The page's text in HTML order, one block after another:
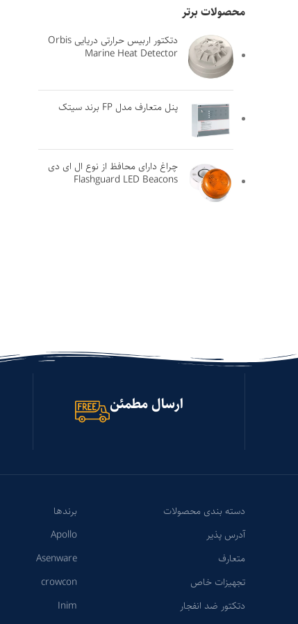
محصولات برتر
دتکتور اربیس حرارتی دریایی Orbis
Marine Heat Detector
پنل متعارف مدل FP برند سیتک
چراغ دارای محافظ از نوع ال ای دی
Flashguard LED Beacons
ارسال مطمئن
دسته بندی محصولات
آدرس پذیر
متعارف
تجهیزات خاص
دتکتور ضد انفجار
برندها
Apollo
Asenware
crowcon
Inim